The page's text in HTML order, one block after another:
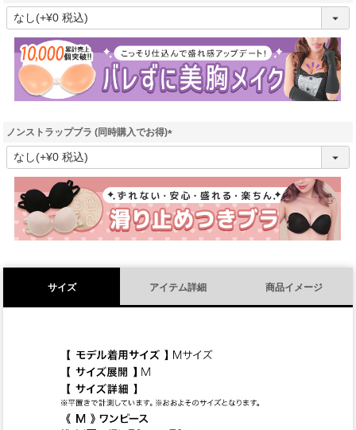
(
須
)
ノンストラップブラ (同時購入でお得)
(
須
)
サイズ アイテム詳細 商品イメージ